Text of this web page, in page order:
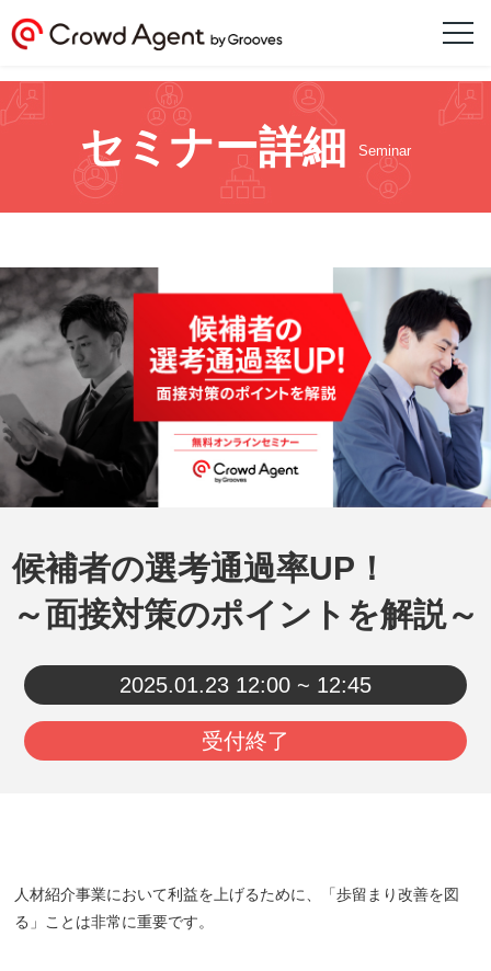
セミナー詳細 Seminar
候補者の選考通過率UP！
～面接対策のポイントを解説～
2025.01.23 12:00 ~ 12:45
受付終了
人材紹介事業において利益を上げるために、「歩留まり改善を図
る」ことは非常に重要です。